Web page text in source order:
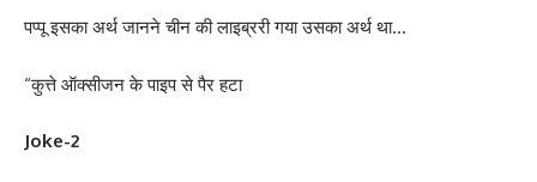
पप्पू इसका अर्थ जानने चीन की लाइब्ररी गया उसका अर्थ था…
“कुत्ते ऑक्सीजन के पाइप से पैर हटा
Joke-2